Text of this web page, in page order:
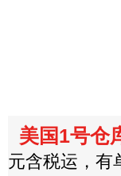
美国1号仓
元含税运，有